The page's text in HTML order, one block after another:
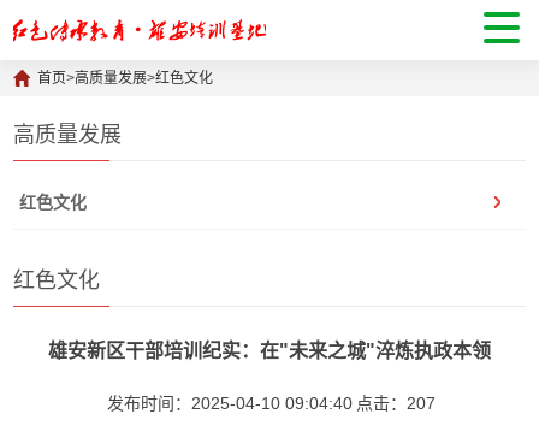
首页>高质量发展>红色文化
高质量发展
红色文化
红色文化
雄安新区干部培训纪实：在"未来之城"淬炼执政本领
发布时间：2025-04-10 09:04:40 点击： 207